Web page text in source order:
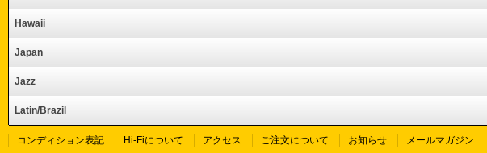
Hawaii
Japan
Jazz
Latin/Brazil
コンディション表記 Hi-Fiについて アクセス ご注文について お知らせ メールマガジン